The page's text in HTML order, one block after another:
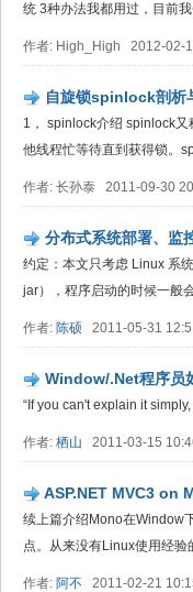
统 3种办法我都用过，目前
作者: High_High 2012-02-
自旋锁spinlock剖析
1， spinlock介绍 spinlock
他线程忙等待直到获得锁。
作者: 长孙泰 2011-09-30
分布式系统部署、监
约定：本文只考虑 Linux 系
jar），程序启动的时候一般
作者: 陈硕 2011-05-31
Window/.Net程序员
“If you can't explain it
作者: 栖山 2011-03-15
ASP.NET MVC3 on
续上篇介绍Mono在Window
点。从来没有Linux使用经
作者: 阿不 2011-02-21